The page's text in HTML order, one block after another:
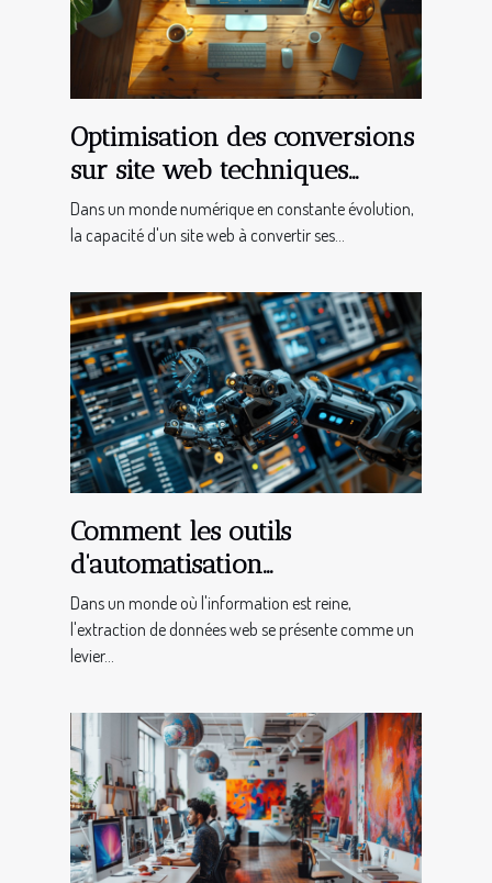
Optimisation des conversions
sur site web techniques
avancées pour transformer
les visiteurs en clients
Dans un monde numérique en constante évolution,
la capacité d'un site web à convertir ses...
Comment les outils
d'automatisation
transforment l'extraction de
données web
Dans un monde où l'information est reine,
l'extraction de données web se présente comme un
levier...